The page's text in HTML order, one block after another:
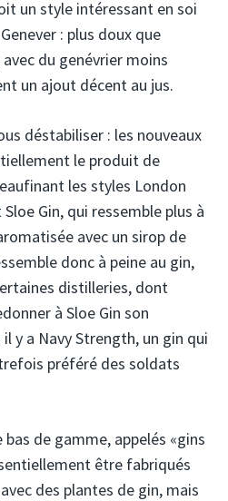
un style intéressant en soi
: plus doux que
du genévrier moins
un ajout décent au jus.
déstabiliser : les nouveaux
le produit de
les styles London
Gin, qui ressemble plus à
avec un sirop de
donc à peine au gin,
distilleries, dont
à Sloe Gin son
y a Navy Strength, un gin qui
préféré des soldats
de gamme, appelés «gins
être fabriqués
des plantes de gin, mais